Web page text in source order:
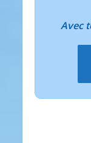
Avec